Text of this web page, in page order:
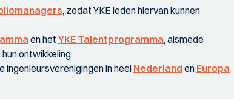
, zodat YKE leden hiervan kunnen
en het YKE Talentprogramma, alsmede
ontwikkeling;
ingenieursverenigingen in heel Nederland en Europa